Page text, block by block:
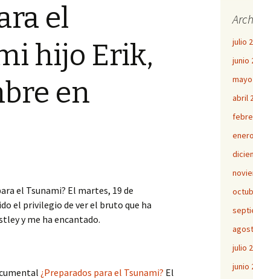
el
hijo Erik,
en
el Tsunami? El martes, 19 de
el privilegio de ver el bruto que ha
y me ha encantado.
¿Preparados para el Tsunami? El
julio
junio
abril
julio
junio